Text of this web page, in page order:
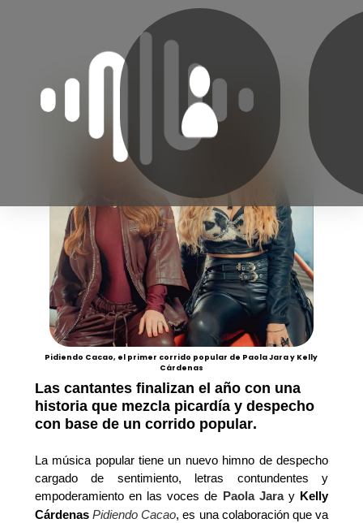
Pidiendo Cacao, el primer corrido popular de Paola Jara y Kelly
Cárdenas
Las cantantes finalizan el año con una
historia que mezcla picardía y despecho
con base de un corrido popular.
La música popular tiene un nuevo himno de despecho
cargado de sentimiento, letras contundentes y
empoderamiento en las voces de
Paola Jaray Kelly
Cárdenas Pidiendo Cacao,es una colaboración queva